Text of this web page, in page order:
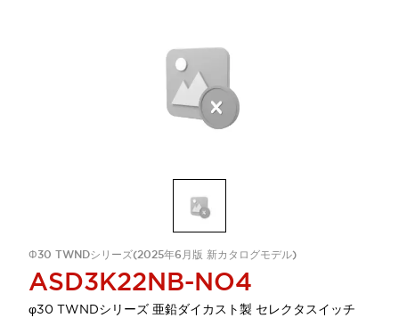
Φ30 TWNDシリーズ(2025年6月版 新カタログモデル)
ASD3K22NB-NO4
φ30 TWNDシリーズ 亜鉛ダイカスト製 セレクタスイッチ